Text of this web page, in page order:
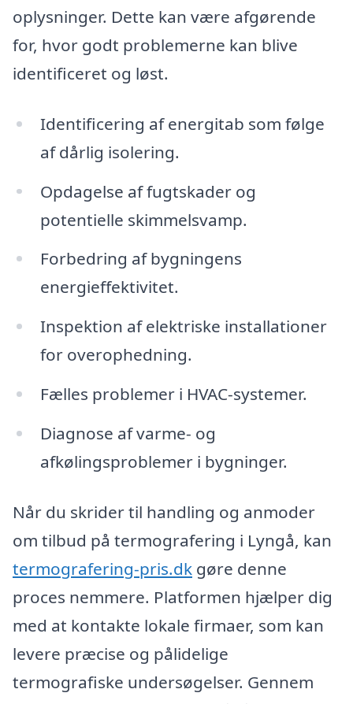
oplysninger. Dette kan være afgørende
for, hvor godt problemerne kan blive
identificeret og løst.
Identificering af energitab som følge
af dårlig isolering.
Opdagelse af fugtskader og
potentielle skimmelsvamp.
Forbedring af bygningens
energieffektivitet.
Inspektion af elektriske installationer
for overophedning.
Fælles problemer i HVAC-systemer.
Diagnose af varme- og
afkølingsproblemer i bygninger.
Når du skrider til handling og anmoder
om tilbud på termografering i Lyngå, kan
termografering-pris.dk gøre denne
proces nemmere. Platformen hjælper dig
med at kontakte lokale firmaer, som kan
levere præcise og pålidelige
termografiske undersøgelser. Gennem